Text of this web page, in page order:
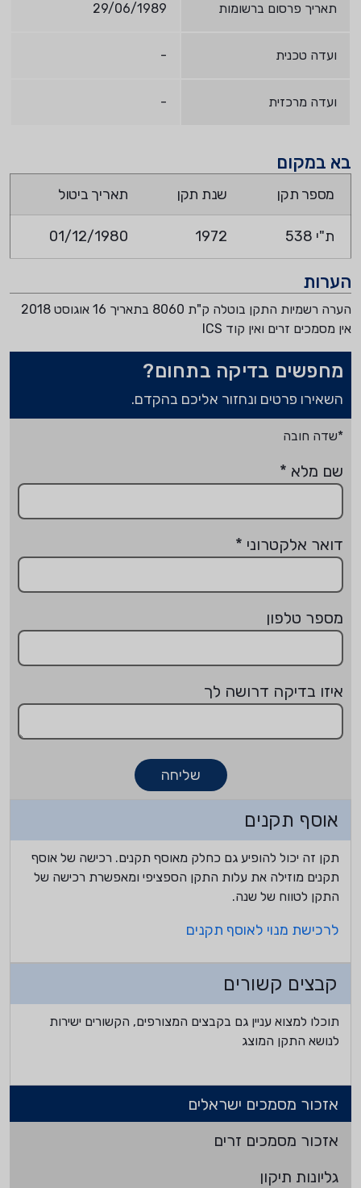
תאריך פרסום ברשומות 29/06/1989
ועדה טכנית -
ועדה מרכזית -
בא במקום
מספר תקן שנת תקן תאריך ביטול
ת"י 538 1972
01/12/1980
הערות
הערה רשמיות התקן בוטלה ק"ת 8060 בתאריך 16 אוגוסט 2018
אין מסמכים זרים ואין קוד ICS
מחפשים בדיקה בתחום?
השאירו פרטים ונחזור אליכם בהקדם.
*שדה חובה
שם מלא *
דואר אלקטרוני *
מספר טלפון
איזו בדיקה דרושה לך
שליחה
אוסף תקנים
תקן זה יכול להופיע גם כחלק מאוסף תקנים. רכישה של אוסף
תקנים מוזילה את עלות התקן הספציפי ומאפשרת רכישה של
התקן לטווח של שנה.
לרכישת מנוי לאוסף תקנים
קבצים קשורים
תוכלו למצוא עניין גם בקבצים המצורפים, הקשורים ישירות
לנושא התקן המוצג
אזכור מסמכים ישראלים
אזכור מסמכים זרים
גליונות תיקון